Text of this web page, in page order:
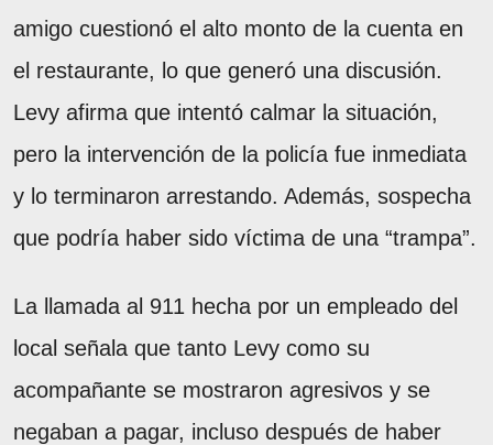
amigo cuestionó el alto monto de la cuenta en
el restaurante, lo que generó una discusión.
Levy afirma que intentó calmar la situación,
pero la intervención de la policía fue inmediata
y lo terminaron arrestando. Además, sospecha
que podría haber sido víctima de una “trampa”.
La llamada al 911 hecha por un empleado del
local señala que tanto Levy como su
acompañante se mostraron agresivos y se
negaban a pagar, incluso después de haber